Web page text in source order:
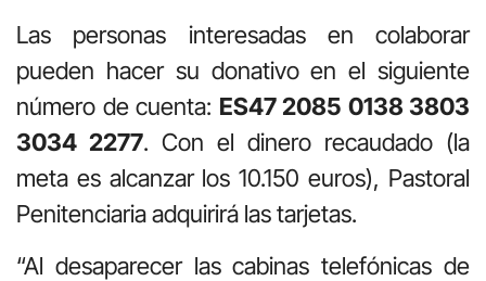
Las personas interesadas en colaborar
pueden hacer su donativo en el siguiente
número de cuenta: ES47 2085 0138 3803
3034 2277. Con el dinero recaudado (la
meta es alcanzar los 10.150 euros), Pastoral
Penitenciaria adquirirá las tarjetas.
“Al desaparecer las cabinas telefónicas de